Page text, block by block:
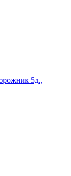
5д.,